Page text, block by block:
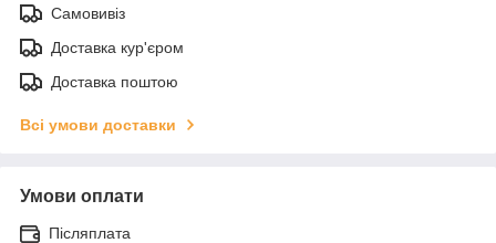
Самовивіз
Доставка кур'єром
Доставка поштою
Всі умови доставки
Умови оплати
Післяплата